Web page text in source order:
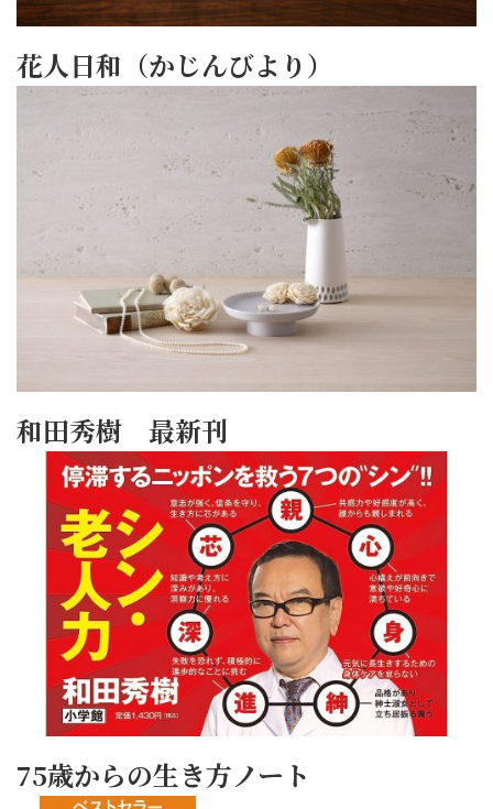
花人日和（かじんびより）
和田秀樹 最新刊
75歳からの生き方ノート